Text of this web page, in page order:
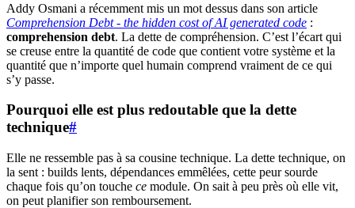
Addy Osmani a récemment mis un mot dessus dans son article
Comprehension Debt - the hidden cost of AI generated code :
comprehension debt. La dette de compréhension. C’est l’écart qui
se creuse entre la quantité de code que contient votre système et la
quantité que n’importe quel humain comprend vraiment de ce qui
s’y passe.
Pourquoi elle est plus redoutable que la dette
technique#
Elle ne ressemble pas à sa cousine technique. La dette technique, on
la sent : builds lents, dépendances emmêlées, cette peur sourde
chaque fois qu’on touche ce module. On sait à peu près où elle vit,
on peut planifier son remboursement.